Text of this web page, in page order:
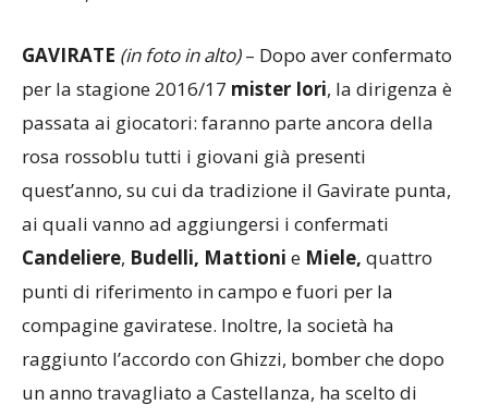
GAVIRATE(in foto in alto)– Dopo aver confermato
per la stagione 2016/17mister Iori, la dirigenza è
passata ai giocatori: faranno parte ancora della
rosa rossoblu tutti i giovani già presenti
quest’anno, su cui da tradizione il Gavirate punta,
ai quali vanno ad aggiungersi i confermati
Candeliere,Budelli, MattionieMiele,quattro
punti di riferimento in campo e fuori per la
compagine gaviratese. Inoltre, la società ha
raggiunto l’accordo con Ghizzi, bomber che dopo